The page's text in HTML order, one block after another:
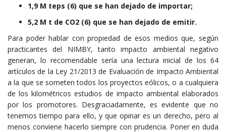
1,9 M teps (6) que se han dejado de importar;
5,2 M t de CO2 (6) que se han dejado de emitir.
Para poder hablar con propiedad de esos medios que, según
practicantes del NIMBY, tanto impacto ambiental negativo
generan, lo recomendable sería una lectura inicial de los 64
artículos de la Ley 21/2013 de Evaluación de Impacto Ambiental
a la que se someten todos los proyectos eólicos, o a cualquiera
de los kilométricos estudios de impacto ambiental elaborados
por los promotores. Desgraciadamente, es evidente que no
tenemos tiempo para ello, y que opinar es un derecho, pero al
menos conviene hacerlo siempre con prudencia. Poner en duda